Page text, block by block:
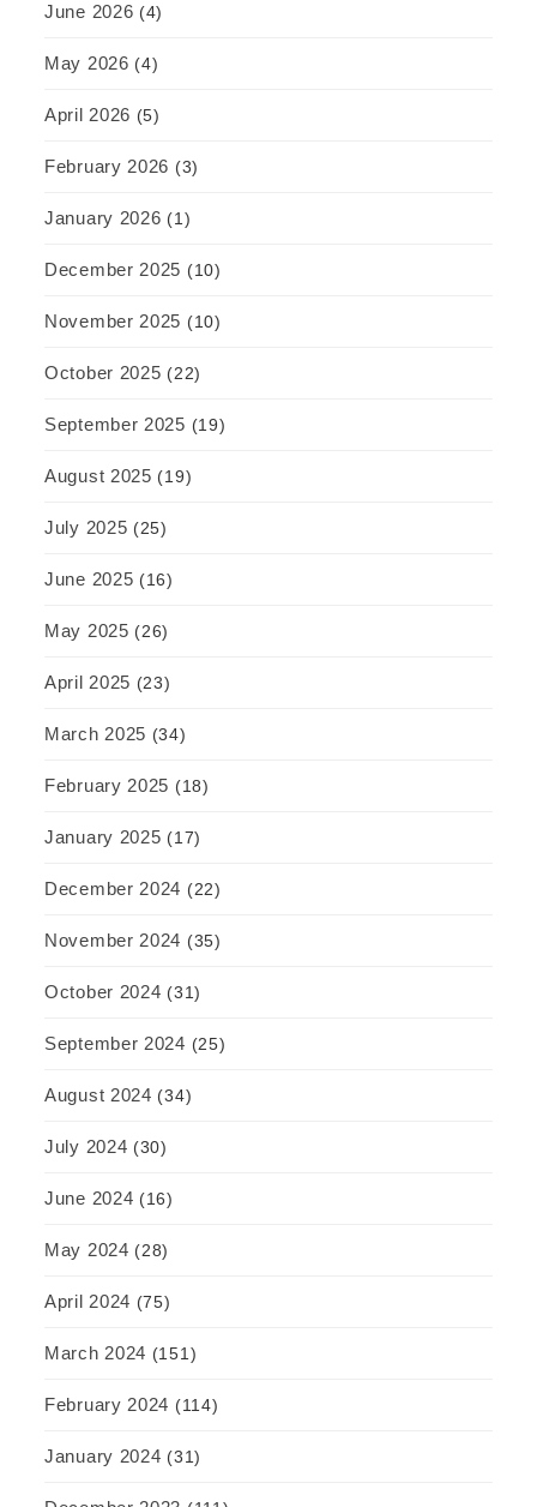
June 2026 (4)
May 2026 (4)
April 2026 (5)
February 2026 (3)
January 2026 (1)
December 2025 (10)
November 2025 (10)
October 2025 (22)
September 2025 (19)
August 2025 (19)
July 2025 (25)
June 2025 (16)
May 2025 (26)
April 2025 (23)
March 2025 (34)
February 2025 (18)
January 2025 (17)
December 2024 (22)
November 2024 (35)
October 2024 (31)
September 2024 (25)
August 2024 (34)
July 2024 (30)
June 2024 (16)
May 2024 (28)
April 2024 (75)
March 2024 (151)
February 2024 (114)
January 2024 (31)